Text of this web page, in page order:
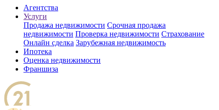
Агентства
Услуги
Продажа недвижимости Срочная продажа
недвижимости Проверка недвижимости Страхование
Онлайн сделка Зарубежная недвижимость
Ипотека
Оценка недвижимости
Франшиза